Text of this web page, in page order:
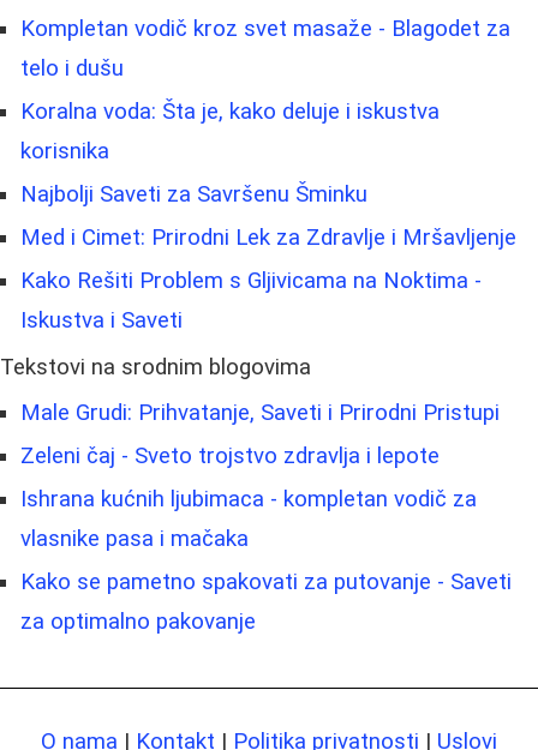
Kompletan vodič kroz svet masaže - Blagodet za
telo i dušu
Koralna voda: Šta je, kako deluje i iskustva
korisnika
Najbolji Saveti za Savršenu Šminku
Med i Cimet: Prirodni Lek za Zdravlje i Mršavljenje
Kako Rešiti Problem s Gljivicama na Noktima -
Iskustva i Saveti
Tekstovi na srodnim blogovima
Male Grudi: Prihvatanje, Saveti i Prirodni Pristupi
Zeleni čaj - Sveto trojstvo zdravlja i lepote
Ishrana kućnih ljubimaca - kompletan vodič za
vlasnike pasa i mačaka
Kako se pametno spakovati za putovanje - Saveti
za optimalno pakovanje
O nama | Kontakt | Politika privatnosti | Uslovi